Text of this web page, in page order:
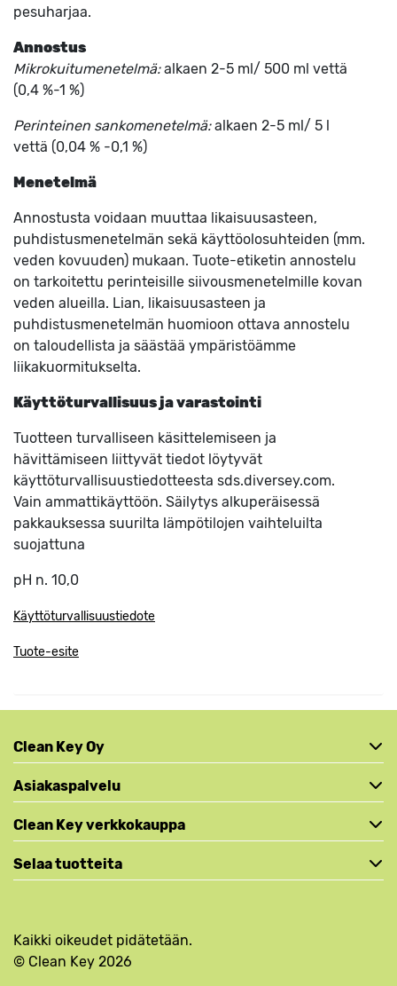
pesuharjaa.
Annostus
Mikrokuitumenetelmä:alkaen 2-5 ml/ 500 ml vettä
(0,4 %-1 %)
Perinteinen sankomenetelmä:alkaen 2-5 ml/ 5 l
vettä (0,04 % -0,1 %)
Menetelmä
Annostusta voidaan muuttaa likaisuusasteen,
puhdistusmenetelmän sekä käyttöolosuhteiden (mm.
veden kovuuden) mukaan. Tuote-etiketin annostelu
on tarkoitettu perinteisille siivousmenetelmille kovan
veden alueilla. Lian, likaisuusasteen ja
puhdistusmenetelmän huomioon ottava annostelu
on taloudellista ja säästää ympäristöämme
liikakuormitukselta.
Käyttöturvallisuus ja varastointi
Tuotteen turvalliseen käsittelemiseen ja
hävittämiseen liittyvät tiedot löytyvät
käyttöturvallisuustiedotteesta sds.diversey.com.
Vain ammattikäyttöön. Säilytys alkuperäisessä
pakkauksessa suurilta lämpötilojen vaihteluilta
suojattuna
pH n. 10,0
Käyttöturvallisuustiedote
Tuote-esite
Clean Key Oy
Asiakaspalvelu
Clean Key verkkokauppa
Selaa tuotteita
Kaikki oikeudet pidätetään.
© Clean Key 2026